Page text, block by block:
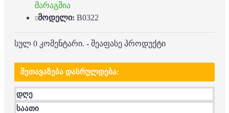
მარაგშია
მოდელი: B0322
სულ 0 კომენტარი. - შეაფასე პროდუქტი
ᲨᲔᲗᲐᲕᲐᲖᲔᲑᲐ ᲓᲐᲡᲠᲣᲚᲓᲔᲑᲐ:
დღე
საათი